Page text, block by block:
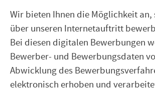
Wir bieten Ihnen die Möglichkeit an,
über unseren Internetauftritt
Bei diesen digitalen Bewerbungen
Bewerber- und Bewerbungsdaten
Abwicklung des
elektronisch erhoben und